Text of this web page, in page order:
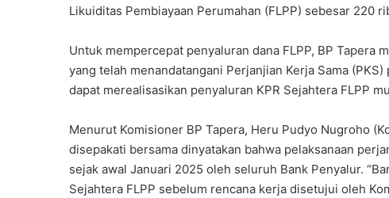
Likuiditas Pembiayaan Perumahan (FLPP) sebesar 220
Untuk mempercepat penyaluran dana FLPP, BP Tapera
yang telah menandatangani Perjanjian Kerja Sama
dapat merealisasikan penyaluran KPR Sejahtera FLPP
Menurut Komisioner BP Tapera, Heru Pudyo Nugroho
disepakati bersama dinyatakan bahwa pelaksanaan
sejak awal Januari 2025 oleh seluruh Bank Penyalur.
Sejahtera FLPP sebelum rencana kerja disetujui oleh